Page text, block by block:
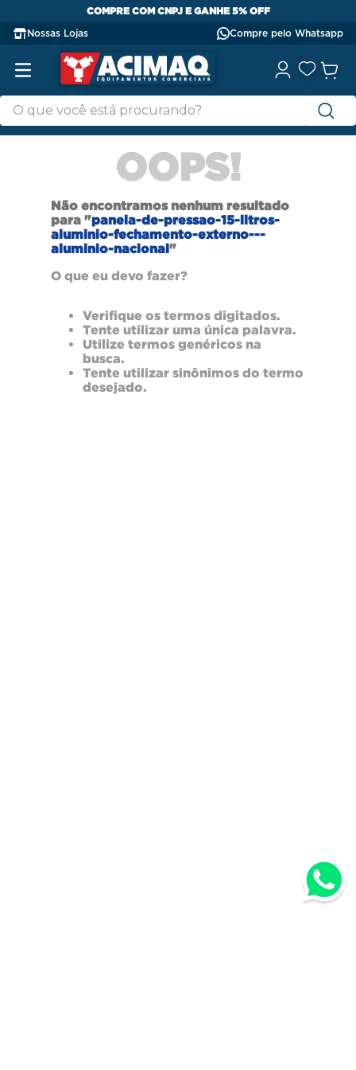
COMPRE COM CNPJ E GANHE 5% OFF
Nossas Lojas Compre pelo Whatsapp
OOPS!
Não encontramos nenhum resultado
para "panela-de-pressao-15-litros-
aluminio-fechamento-externo---
aluminio-nacional"
O que eu devo fazer?
Verifique os termos digitados.
Tente utilizar uma única palavra.
Utilize termos genéricos na
busca.
Tente utilizar sinônimos do termo
desejado.